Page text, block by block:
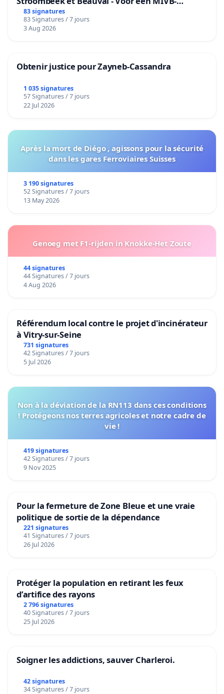
bediening van de wijken Strombeek en Het
Voor
83 signatures
83 Signatures / 7 jours
3 Aug 2026
Obtenir justice pour Zayneb-Cassandra
1 035 signatures
57 Signatures / 7 jours
22 Jul 2026
Après la mort de Diégo , agissons pour la sécurité
dans les gares Ferroviaires Suisses
3 190 signatures
52 Signatures / 7 jours
13 May 2026
Genoeg met F1-rijden in Knokke-Het Zoute
44 signatures
44 Signatures / 7 jours
4 Aug 2026
Référendum local contre le projet d'incinérateur
à Vitry-sur-Seine
731 signatures
42 Signatures / 7 jours
5 Jul 2026
Non à la déviation de la RN113 dans ces conditions
! Protégeons nos terres agricoles et notre cadre de
vie !
419 signatures
42 Signatures / 7 jours
9 Nov 2025
Pour la fermeture de Zone Bleue et une vraie
politique de sortie de la dépendance
221 signatures
41 Signatures / 7 jours
26 Jul 2026
Protéger la population en retirant les feux
d’artifice des rayons
2 796 signatures
40 Signatures / 7 jours
25 Jul 2026
Soigner les addictions, sauver Charleroi.
42 signatures
34 Signatures / 7 jours